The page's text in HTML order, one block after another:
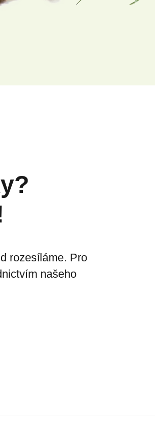
rozesíláme. Pro
našeho